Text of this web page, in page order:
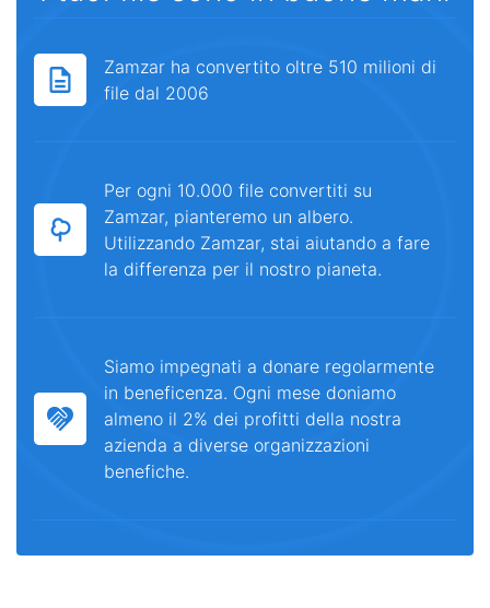
Zamzar ha convertito oltre 510 milioni di
file dal 2006
Per ogni 10.000 file convertiti su
Zamzar, pianteremo un albero.
Utilizzando Zamzar, stai aiutando a fare
la differenza per il nostro pianeta.
Siamo impegnati a donare regolarmente
in beneficenza. Ogni mese doniamo
almeno il 2% dei profitti della nostra
azienda a diverse organizzazioni
benefiche.